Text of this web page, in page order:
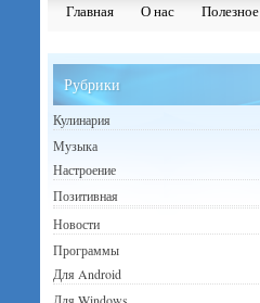
Главная О нас Полезное
Рубрики
Кулинария
Музыка
Настроение
Позитивная
Новости
Программы
Для Android